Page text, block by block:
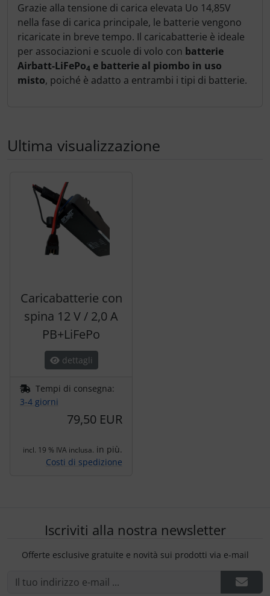
Grazie alla tensione di carica elevata Uo 14,85V
nella fase di carica principale, le batterie vengono
ricaricate in breve tempo. Il caricabatterie è ideale
per associazioni e scuole di volo con batterie
Airbatt-LiFePo4 e batterie al piombo in uso
misto, poiché è adatto a entrambi i tipi di batterie.
Ultima visualizzazione
Caricabatterie con
spina 12 V / 2,0 A
PB+LiFePo
dettagli
Tempi di consegna:
3-4 giorni
79,50 EUR
incl. 19 % IVA inclusa. in più.
Costi di spedizione
Iscriviti alla nostra newsletter
Offerte esclusive gratuite e novità sui prodotti via e-mail